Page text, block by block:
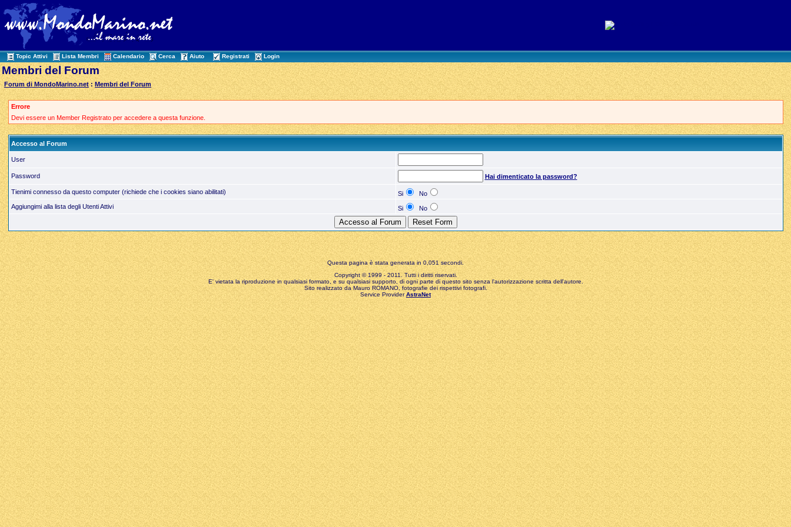
Topic Attivi Lista Membri Calendario Cerca Aiuto Registrati Login
Membri del Forum
Forum di MondoMarino.net :Membri del Forum
Errore
Devi essere un Member Registrato per accedere a questa funzione.
Accesso al Forum
User
Password Hai dimenticato la password?
Tienimi connesso da questo computer (richiede che i cookies siano abilitati) Si
No
Aggiungimi alla lista degli Utenti Attivi
Si No
Questa pagina è stata generata in 0,051 secondi.
Copyright © 1999 - 2011. Tutti i diritti riservati.
E' vietata la riproduzione in qualsiasi formato, e su qualsiasi supporto, di ogni parte di questo sito senza l'autorizzazione scritta dell'autore.
Sito realizzato da Mauro ROMANO, fotografie dei rispettivi fotografi.
Service ProviderAstraNet